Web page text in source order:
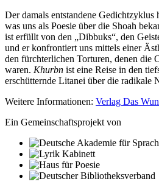
Der damals entstandene Gedichtzyklus
was uns als Poesie über die Shoah
ist erfüllt von den „Dibbuks“, den
und er konfrontiert uns mittels einer
den fürchterlichen Torturen, denen die
waren. Khurbn ist eine Reise in den
erschütternde Litanei über die radikale
Weitere Informationen: Verlag Das
Ein Gemeinschaftsprojekt von